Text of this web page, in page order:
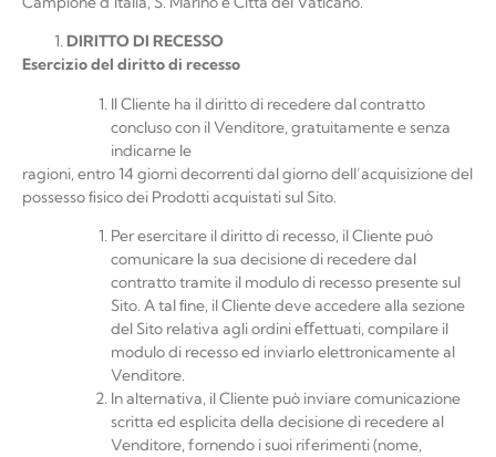
DIRITTODI RECESSO
Eserciziodel dirittodi recesso
Il Cliente ha il diritto di recedere dal contratto
concluso con il Venditore, gratuitamente e senza
indicarne le
ragioni, entro 14 giorni decorrenti dal giorno dell’acquisizione del
possesso ﬁsico dei Prodotti acquistati sul Sito.
Per esercitare il diritto di recesso, il Cliente può
comunicare la sua decisione di recedere dal
contratto tramite il modulo di recesso presente sul
Sito. A tal ﬁne, il Cliente deve accedere alla sezione
del Sito relativa agli ordini eﬀettuati, compilare il
modulo di recesso ed inviarlo elettronicamente al
Venditore.
In alternativa, il Cliente può inviare comunicazione
scritta ed esplicita della decisione di recedere al
Venditore, fornendo i suoi riferimenti (nome,